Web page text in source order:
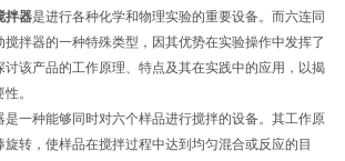
拌器是进行各种化学和物理实验的重要设备。而六连同
拌器的一种特殊类型，因其优势在实验操作中发挥了
该产品的工作原理、特点及其在实践中的应用，以揭
。
一种能够同时对六个样品进行搅拌的设备。其工作原
转，使样品在搅拌过程中达到均匀混合或反应的目